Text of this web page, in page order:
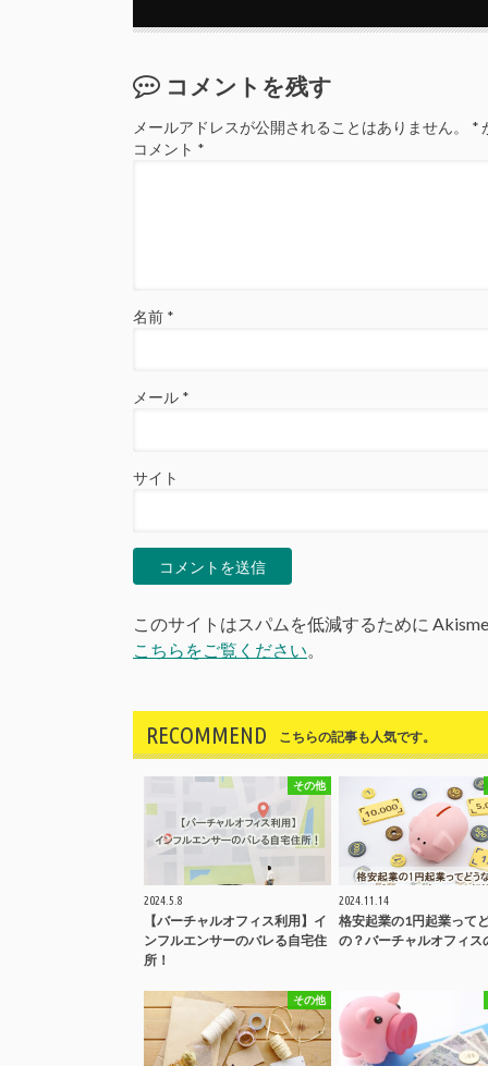
コメントを残す
メールアドレスが公開されることはありません。 *
コメント *
名前 *
メール *
サイト
このサイトはスパムを低減するために
こちらをご覧ください。
RECOMMEND こちらの記事も人気です。
その他
2024.5.8
【バーチャルオフィス利用】イ
ンフルエンサーのバレる自宅住
所！
2024.11.14
格安起業の1円起業って
の？バーチャルオフィス
その他